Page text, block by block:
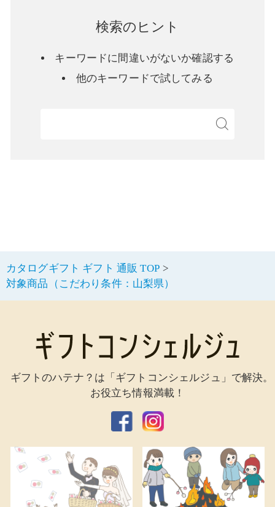
検索のヒント
キーワードに間違いがないか確認する
他のキーワードで試してみる
カタログギフト ギフト 通販 TOP
対象商品（こだわり条件：山梨県）
ギフトのハテナ？は「ギフトコンシェルジュ」で解決。
お役立ち情報満載！